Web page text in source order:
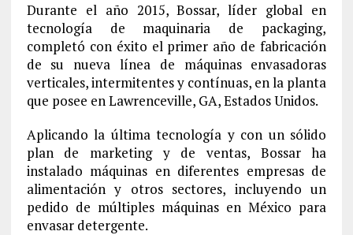
Durante el año 2015, Bossar, líder global en
tecnología de maquinaria de packaging,
completó con éxito el primer año de fabricación
de su nueva línea de máquinas envasadoras
verticales, intermitentes y contínuas, en la planta
que posee en Lawrenceville, GA, Estados Unidos.
Aplicando la última tecnología y con un sólido
plan de marketing y de ventas, Bossar ha
instalado máquinas en diferentes empresas de
alimentación y otros sectores, incluyendo un
pedido de múltiples máquinas en México para
envasar detergente.